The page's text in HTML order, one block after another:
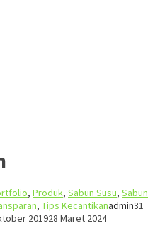
, Produk, Sabun Susu, Sabun
, Tips Kecantikanadmin31
201928 Maret 2024